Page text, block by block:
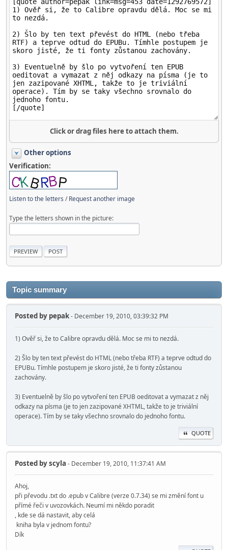
Click or drag files here to attach them.
Other options
Verification:
Listen to the letters /Request another image
Type the letters shown in the picture:
Topic summary
Posted by pepak- December 19, 2010, 03:39:32 PM
1) Ověř si, že to Calibre opravdu dělá. Moc se mi to nezdá.
2) Šlo by ten text převést do HTML (nebo třeba RTF) a teprve odtud do
EPUBu. Tímhle postupem je skoro jisté, že ti fonty zůstanou
zachovány.
3) Eventuelně by šlo po vytvoření ten EPUB oeditovat a vymazat z něj
odkazy na písma (je to jen zazipované XHTML, takže to je triviální
operace). Tím by se taky všechno srovnalo do jednoho fontu.
QUOTE
Posted byscyla - December 19, 2010, 11:37:41 AM
Ahoj,
při převodu .txt do .epub v Calibre (verze 0.7.34) se mi změní font u
přímé řeči v uvozovkách. Neumí mi někdo poradit
, kde se dá nastavit, aby celá
kniha byla v jednom fontu?
Dík